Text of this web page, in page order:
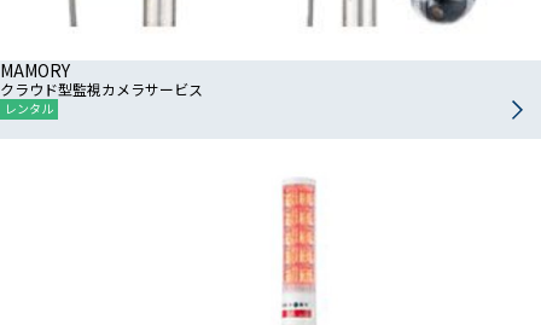
MAMORY
クラウド型監視カメラサービス
レンタル